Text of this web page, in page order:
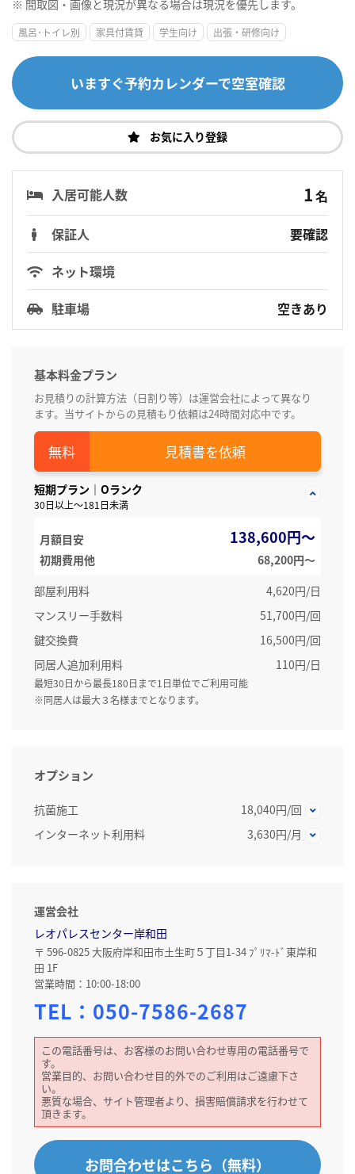
※ 間取図・画像と現況が異なる場合は現況を優先します。
風呂･トイレ別 家具付賃貸 学生向け 出張・研修向け
いますぐ予約カレンダーで空室確認
お気に入り登録
入居可能人数 1名
保証人
要確認
ネット環境
駐車場
空きあり
基本料金プラン
お見積りの計算方法（日割り等）は運営会社によって異なり
ます。当サイトからの見積もり依頼は24時間対応中です。
見積書を依頼
短期プラン｜Oランク
30日以上～181日未満
月額目安 138,600円～
初期費用他
68,200円〜
部屋利用料
4,620円/日
マンスリー手数料
51,700円/回
鍵交換費
16,500円/回
同居人追加利用料
110円/日
最短30日から最長180日まで1日単位でご利用可能
※同居人は最大３名様までとなります。
オプション
抗菌施工
18,040円/回
インターネット利用料
3,630円/月
運営会社
レオパレスセンター岸和田
〒 596-0825 大阪府岸和田市土生町５丁目1-34 ﾌﾟﾘﾏ-ﾄﾞ東岸和
田 1F
営業時間：10:00-18:00
TEL： 050-7586-2687
この電話番号は、お客様のお問い合わせ専用の電話番号で
す。
営業目的、お問い合わせ目的外でのご利用はご遠慮下さ
い。
悪質な場合、サイト管理者より、損害賠償請求を行わせて
頂きます。
お問合わせはこちら（無料）